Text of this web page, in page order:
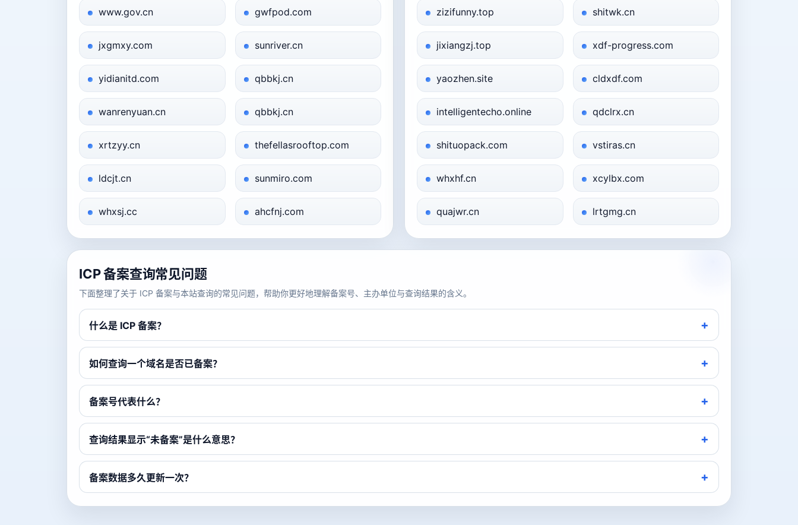
www.gov.cn gwfpod.com
jxgmxy.com sunriver.cn
yidianitd.com qbbkj.cn
wanrenyuan.cn qbbkj.cn
xrtzyy.cn thefellasrooftop.com
ldcjt.cn sunmiro.com
whxsj.cc ahcfnj.com
zizifunny.top shitwk.cn
jixiangzj.top xdf-progress.com
yaozhen.site cldxdf.com
intelligentecho.online qdclrx.cn
shituopack.com vstiras.cn
whxhf.cn xcylbx.com
quajwr.cn lrtgmg.cn
ICP 备案查询常见问题
下面整理了关于 ICP 备案与本站查询的常见问题，帮助你更好地理解备案号、主办单位与查询结果的含义。
什么是 ICP 备案？
如何查询一个域名是否已备案？
备案号代表什么？
查询结果显示“未备案”是什么意思？
备案数据多久更新一次？